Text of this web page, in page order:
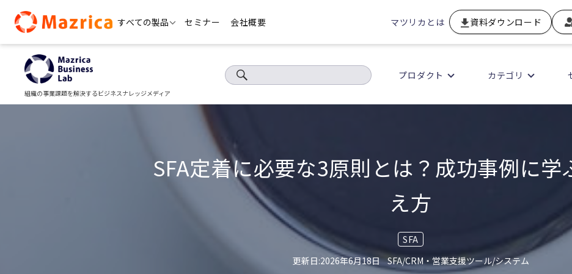
content
すべての製品 セミナー 会社概要 マツリカとは 資料ダウンロード
組織の事業課題を解決するビジネスナレッジメディア
プロダクト カテゴリ
SFA定着に必要な3原則とは？成功事例に学
え方
SFA
2026年6月18日 SFA/CRM・営業支援ツール/システム